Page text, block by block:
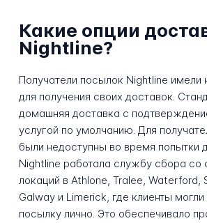
Какие опции
Nightline?
Получатели посылок Nightline имели
для получения своих доставок.
домашняя доставка с
услугой по умолчанию. Для
были недоступны во время попытки
Nightline работала службу сбора со
локаций в Athlone, Tralee, Waterford,
Galway и Limerick, где клиенты
посылку лично. Это обеспечивало